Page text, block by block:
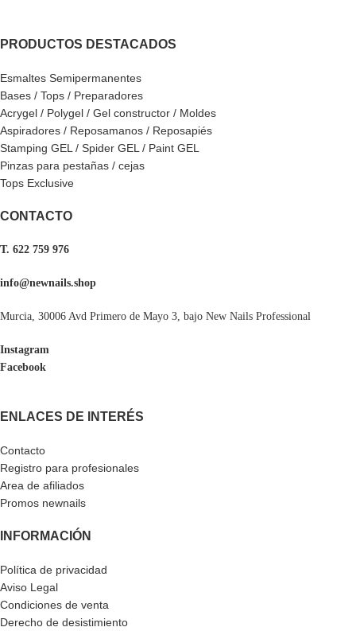
PRODUCTOS DESTACADOS
Esmaltes Semipermanentes
Bases / Tops / Preparadores
Acrygel / Polygel / Gel constructor / Moldes
Aspiradores / Reposamanos / Reposapiés
Stamping GEL / Spider GEL / Paint GEL
Pinzas para pestañas / cejas
Tops Exclusive
CONTACTO
T. 622 759 976
info@newnails.shop
Murcia, 30006 Avd Primero de Mayo 3, bajo New Nails Professional
Instagram
Facebook
ENLACES DE INTERÉS
Contacto
Registro para profesionales
Area de afiliados
Promos newnails
INFORMACIÓN
Política de privacidad
Aviso Legal
Condiciones de venta
Derecho de desistimiento